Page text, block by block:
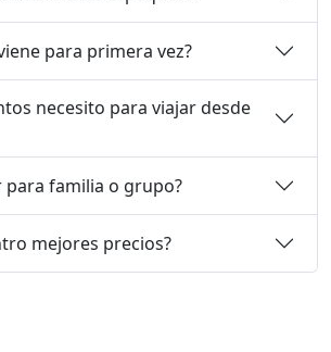
para primera vez?
necesito para viajar desde
para familia o grupo?
mejores precios?